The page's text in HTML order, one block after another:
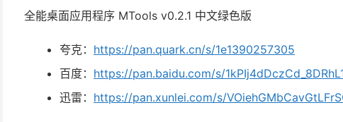
全能桌面应用程序 MTools v0.2.1 中文绿色版
夸克： https://pan.quark.cn/s/1e1390257305
百度： https://pan.baidu.com/s/
迅雷： https://pan.xunlei.com/s/